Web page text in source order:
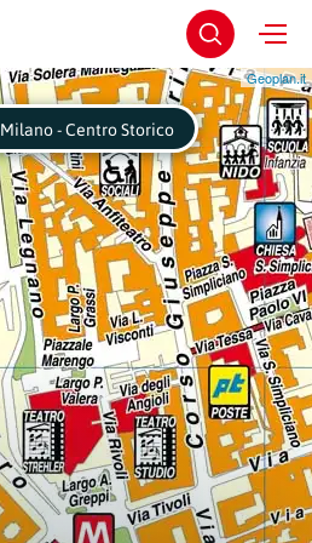
Geoplan.it
Milano - Centro Storico